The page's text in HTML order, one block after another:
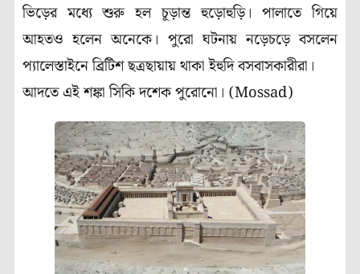
ভিড়ের মধ্যে শুরু হল চূড়ান্ত হুড়োহুড়ি। পালাতে গিয়ে
আহতও হলেন অনেকে। পুরো ঘটনায় নড়েচড়ে বসলেন
প্যালেস্তাইনে ব্রিটিশ ছত্রছায়ায় থাকা ইহুদি বসবাসকারীরা।
আদতে এই শঙ্কা সিকি দশেক পুরোনো। (Mossad)